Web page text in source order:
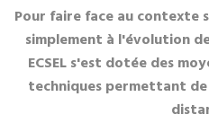
Pour faire face au contexte
simplement à l'évolution
ECSEL s'est dotée des
techniques permettant